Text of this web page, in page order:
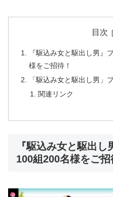
目次
『駆込み女と駆出し男』
様をご招待！
「駆込み女と駆出し男」
関連リンク
『駆込み女と駆出
100組200名様をご招